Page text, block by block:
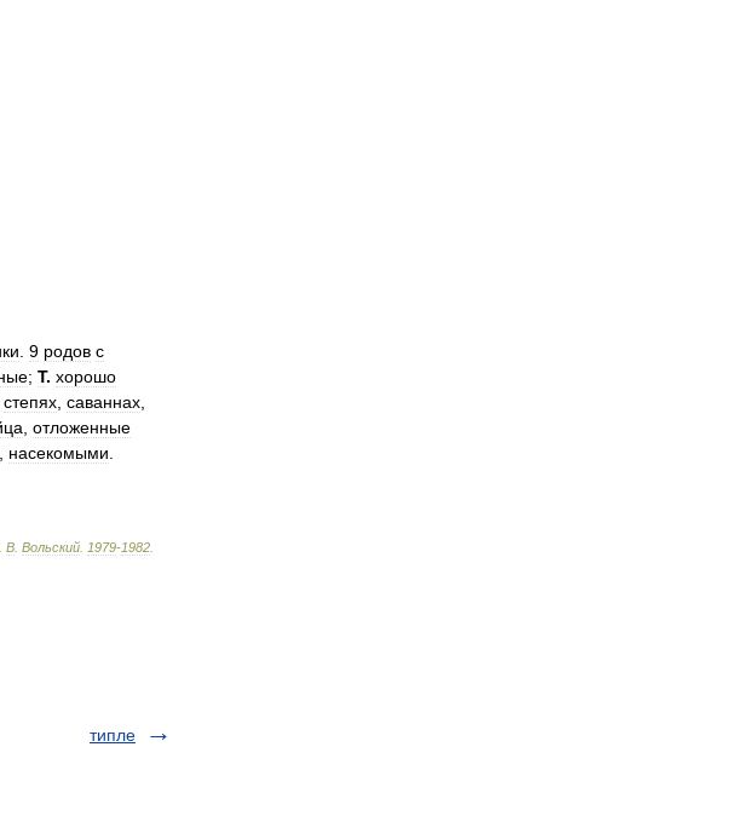
9 родов с
; Т. хорошо
степях саваннах
отложенные
насекомыми
В Вольский 1979-1982
типле